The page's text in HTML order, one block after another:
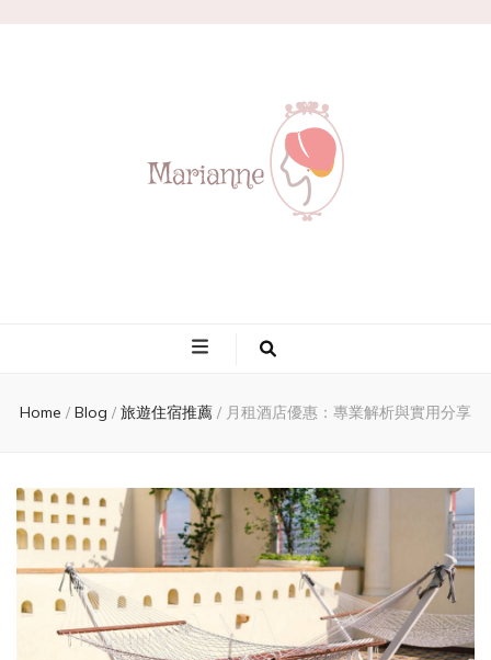
Marianne
Home / Blog / 旅遊住宿推薦 / 月租酒店優惠：專業解析與實用分享